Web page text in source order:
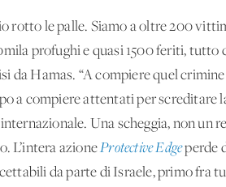
rotto le palle. Siamo a oltre 200
profughi e quasi 1500 feriti,
da Hamas. “A compiere quel
a compiere attentati per screditare
Una scheggia, non un
L’intera azioneProtective Edgeperde
da parte di Israele, primo fra